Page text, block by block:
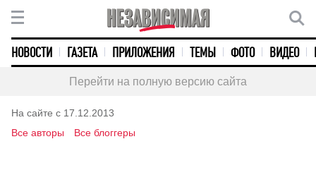
НОВОСТИ ГАЗЕТА ПРИЛОЖЕНИЯ ТЕМЫ ФОТО ВИДЕО
Перейти на полную версию сайта
На сайте с 17.12.2013
Все авторы
Все блоггеры